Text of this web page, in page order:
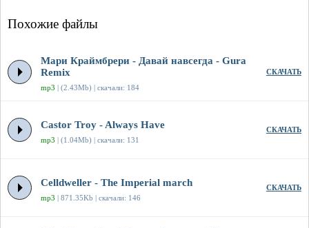
Похожие файлы
Мари Краймбрери - Давай навсегда - Gura
Remix
mp3 | (2.43Mb) | скачали: 184
СКАЧАТЬ
Castor Troy - Always Have
mp3 | (1.04Mb) | скачали: 131
СКАЧАТЬ
Celldweller - The Imperial march
mp3 | 871.35Kb | скачали: 146
СКАЧАТЬ